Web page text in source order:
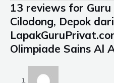
13 reviews for
Cilodong, Depok dari
Olimpiade Sains Al